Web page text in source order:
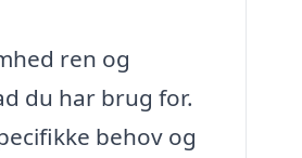
ren og
du har brug for.
behov og